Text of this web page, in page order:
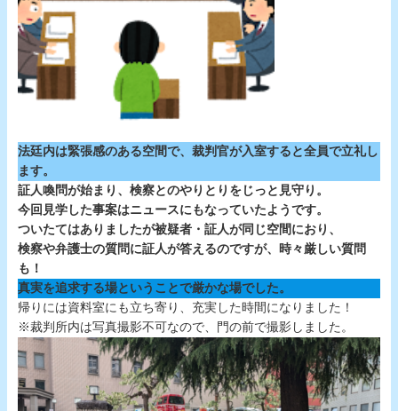
法廷内は緊張感のある空間で、裁判官が入室すると全員で立礼し
ます。
証人喚問が始まり、検察とのやりとりをじっと見守り。
今回見学した事案はニュースにもなっていたようです。
ついたてはありましたが被疑者・証人が同じ空間におり、
検察や弁護士の質問に証人が答えるのですが、時々厳しい質問
も！
真実を追求する場ということで厳かな場でした。
帰りには資料室にも立ち寄り、充実した時間になりました！
※裁判所内は写真撮影不可なので、門の前で撮影しました。